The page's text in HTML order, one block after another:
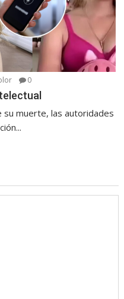
0
su muerte, las autoridades